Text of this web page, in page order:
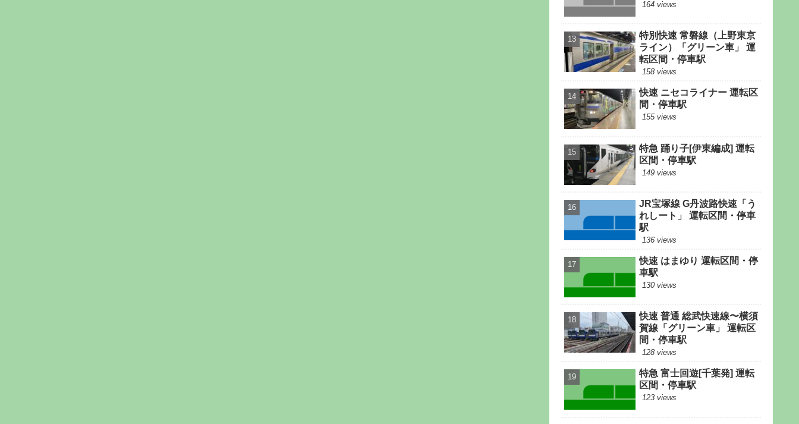
164 views
特別快速 常磐線（上野東京
ライン）「グリーン車」 運
転区間・停車駅
158 views
快速 ニセコライナー 運転区
間・停車駅
155 views
特急 踊り子[伊東編成] 運転
区間・停車駅
149 views
JR宝塚線 G丹波路快速「う
れしート」 運転区間・停車
駅
136 views
快速 はまゆり 運転区間・停
車駅
130 views
快速 普通 総武快速線〜横須
賀線「グリーン車」 運転区
間・停車駅
128 views
特急 富士回遊[千葉発] 運転
区間・停車駅
123 views